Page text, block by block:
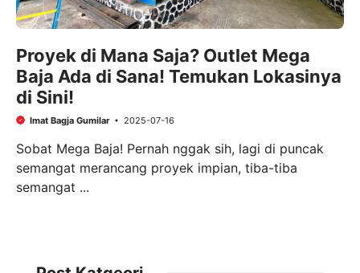
Proyek di Mana Saja? Outlet Mega
Baja Ada di Sana! Temukan Lokasinya
di Sini!
Imat Bagja Gumilar 2025-07-16
Sobat Mega Baja! Pernah nggak sih, lagi di puncak
semangat merancang proyek impian, tiba-tiba
semangat ...